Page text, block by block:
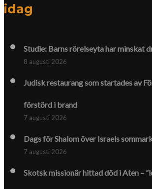
idag
Studie: Barns rörelseyta har minskat
8 augusti 2026
Judisk restaurang som startades av
förstörd i brand
7 augusti 2026
Dags för Shalom över Israels
7 augusti 2026
Skotsk missionär hittad död i Aten –